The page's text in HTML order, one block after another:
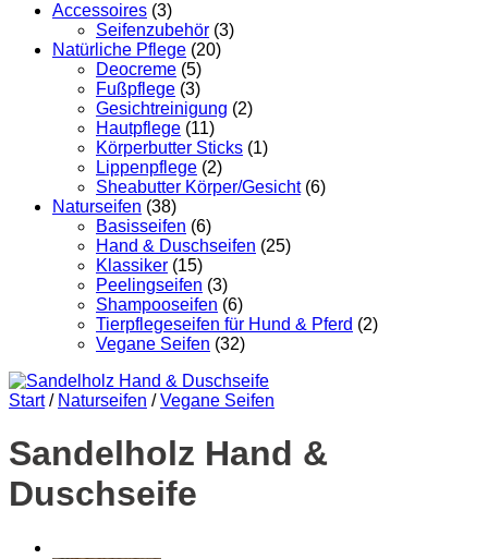
Accessoires (3)
Seifenzubehör (3)
Natürliche Pflege (20)
Deocreme (5)
Fußpflege (3)
Gesichtreinigung (2)
Hautpflege (11)
Körperbutter Sticks (1)
Lippenpflege (2)
Sheabutter Körper/Gesicht (6)
Naturseifen (38)
Basisseifen (6)
Hand & Duschseifen (25)
Klassiker (15)
Peelingseifen (3)
Shampooseifen (6)
Tierpflegeseifen für Hund & Pferd (2)
Vegane Seifen (32)
Start / Naturseifen / Vegane Seifen
Sandelholz Hand &
Duschseife